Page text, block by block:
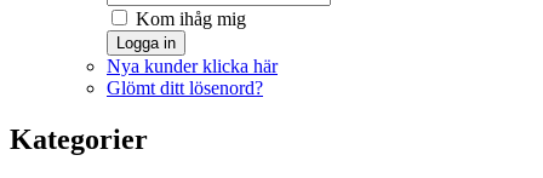
Kom ihåg mig
Logga in
Nya kunder klicka här
Glömt ditt lösenord?
Kategorier